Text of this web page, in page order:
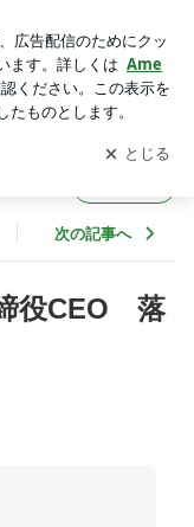
を受け取りまし
開く
次の記事へ
役CEO 落